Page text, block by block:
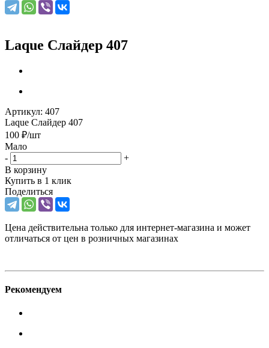
Laque Слайдер 407
Артикул: 407
Laque Слайдер 407
100 ₽/шт
Мало
-
+
В корзину
Купить в 1 клик
Поделиться
Цена действительна только для интернет-магазина и может
отличаться от цен в розничных магазинах
Рекомендуем